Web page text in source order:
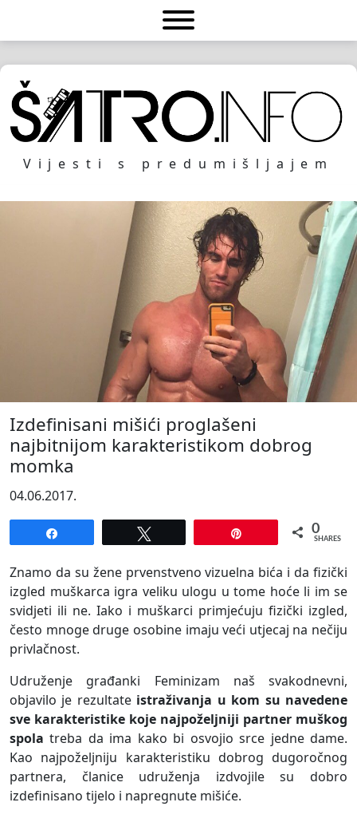
Vijesti s predumišljajem
Izdefinisani mišići proglašeni
najbitnijom karakteristikom dobrog
momka
04.06.2017.
0
SHARES
Znamo da su žene prvenstveno vizuelna bića i da fizički
izgled muškarca igra veliku ulogu u tome hoće li im se
svidjeti ili ne. Iako i muškarci primjećuju fizički izgled,
često mnoge druge osobine imaju veći utjecaj na nečiju
privlačnost.
Udruženje građanki Feminizam naš svakodnevni,
objavilo je rezultate istraživanja u kom su navedene
sve karakteristike koje najpoželjniji partner muškog
spola treba da ima kako bi osvojio srce jedne dame.
Kao najpoželjniju karakteristiku dobrog dugoročnog
partnera, članice udruženja izdvojile su dobro
izdefinisano tijelo i napregnute mišiće.